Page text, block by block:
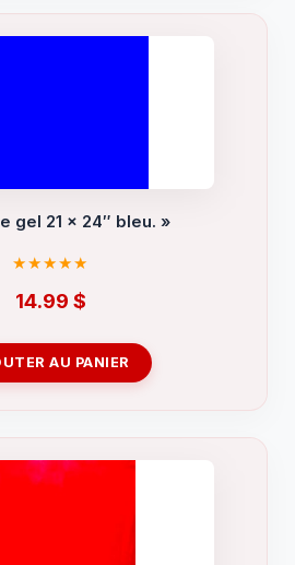
gel 21 x 24″ bleu. »
14.99 $
AU PANIER